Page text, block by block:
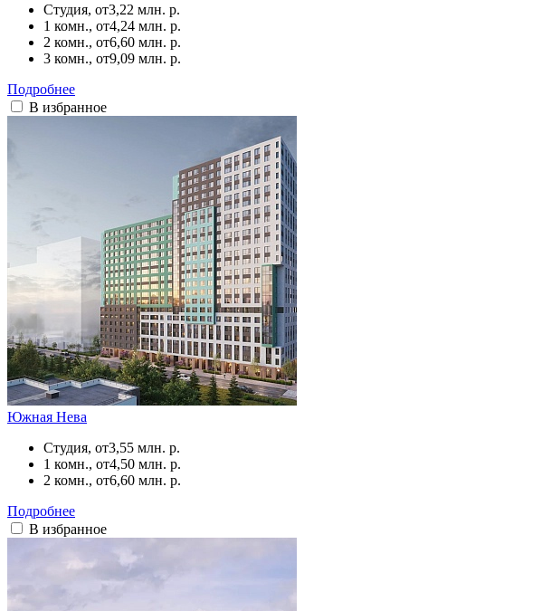
Студия, от3,22 млн. р.
1 комн., от4,24 млн. р.
2 комн., от6,60 млн. р.
3 комн., от9,09 млн. р.
Подробнее
В избранное
Южная Нева
Студия, от3,55 млн. р.
1 комн., от4,50 млн. р.
2 комн., от6,60 млн. р.
Подробнее
В избранное